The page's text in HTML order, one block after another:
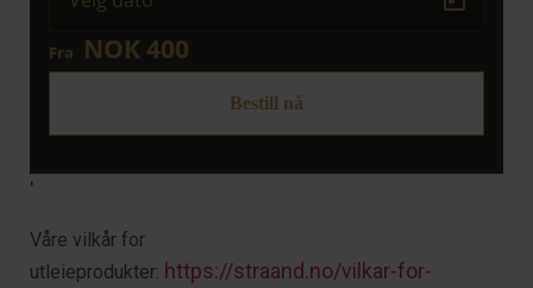
'
Våre vilkår for
utleieprodukter: https://straand.no/vilkar-for-